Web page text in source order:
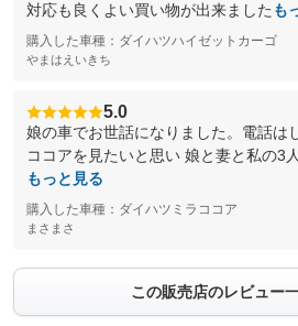
対応も良くよい買い物が出来ました も
購入した車種：ダイハツハイゼットカーゴ
やまはえいきち
5.0
娘の車でお世話になりました。電話は
ココアを見たいと思い 娘と妻と私の3
もっと見る
購入した車種：ダイハツミラココア
まさまさ
この販売店のレビュー